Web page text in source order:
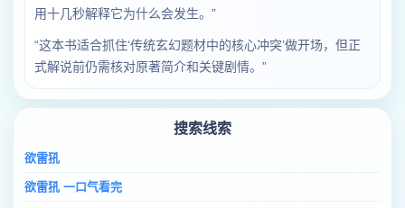
用十几秒解释它为什么会发生。”
“这本书适合抓住‘传统玄幻题材中的核心冲突’做开场，但正
式解说前仍需核对原著简介和关键剧情。”
搜索线索
欲雷犼
欲雷犼 一口气看完